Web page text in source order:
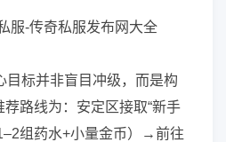
目标并非盲目冲级，而是构
路线为：安定区接取“新手
组药水+小量金币）→前往